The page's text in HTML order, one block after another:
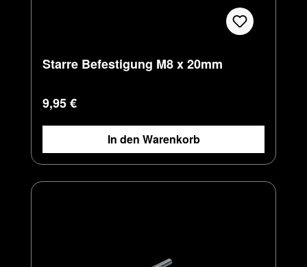
Starre Befestigung M8 x 20mm
Regulärer Preis:
9,95 €
In den Warenkorb